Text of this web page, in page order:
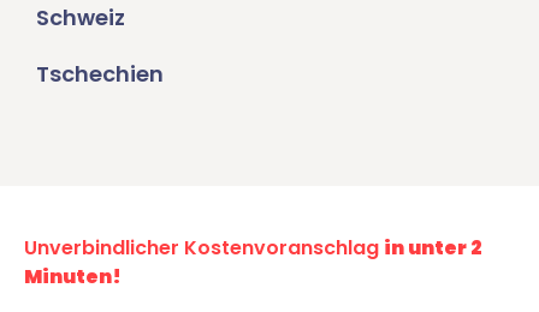
Schweiz
Tschechien
Unverbindlicher Kostenvoranschlag in unter 2
Minuten!